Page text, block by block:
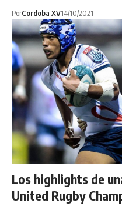
PorCordoba XV14/10/2021
Los highlights de
United Rugby